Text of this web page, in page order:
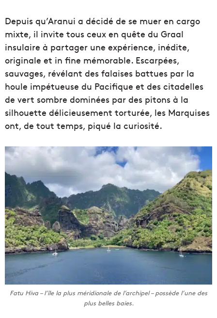
Depuis qu’Aranui a décidé de se muer en cargo
mixte, il invite tous ceux en quête du Graal
insulaire à partager une expérience, inédite,
originale et in fine mémorable. Escarpées,
sauvages, révélant des falaises battues par la
houle impétueuse du Pacifique et des citadelles
de vert sombre dominées par des pitons à la
silhouette délicieusement torturée, les Marquises
ont, de tout temps, piqué la curiosité.
Fatu Hiva – l’île la plus méridionale de l’archipel – possède l’une des
plus belles baies.